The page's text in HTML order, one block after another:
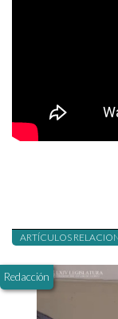
ARTÍCULOS
Redacción